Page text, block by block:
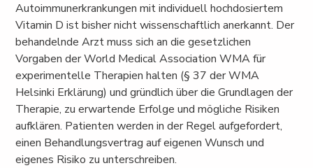
Autoimmunerkrankungen mit individuell hochdosiertem
Vitamin D ist bisher nicht wissenschaftlich anerkannt. Der
behandelnde Arzt muss sich an die gesetzlichen
Vorgaben der World Medical Association WMA für
experimentelle Therapien halten (§ 37 der WMA
Helsinki Erklärung) und gründlich über die Grundlagen der
Therapie, zu erwartende Erfolge und mögliche Risiken
aufklären. Patienten werden in der Regel aufgefordert,
einen Behandlungsvertrag auf eigenen Wunsch und
eigenes Risiko zu unterschreiben.